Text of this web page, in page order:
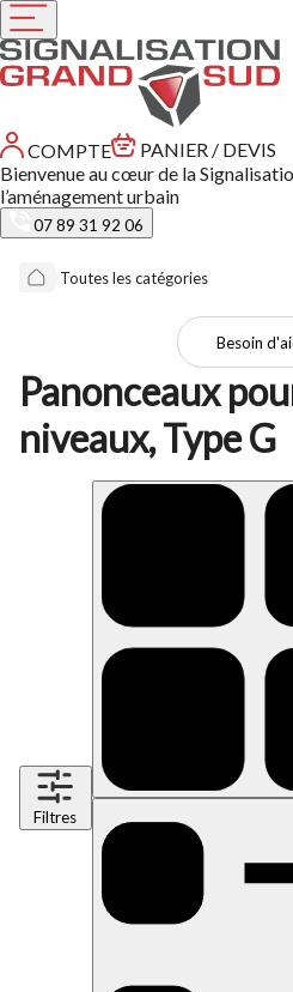
COMPTE
PANIER / DEVIS
Bienvenue au cœur de la
l’aménagement urbain
07 89 31 92 06
Toutes les catégories
Panonceaux
niveaux, Type G
Besoin
Filtres